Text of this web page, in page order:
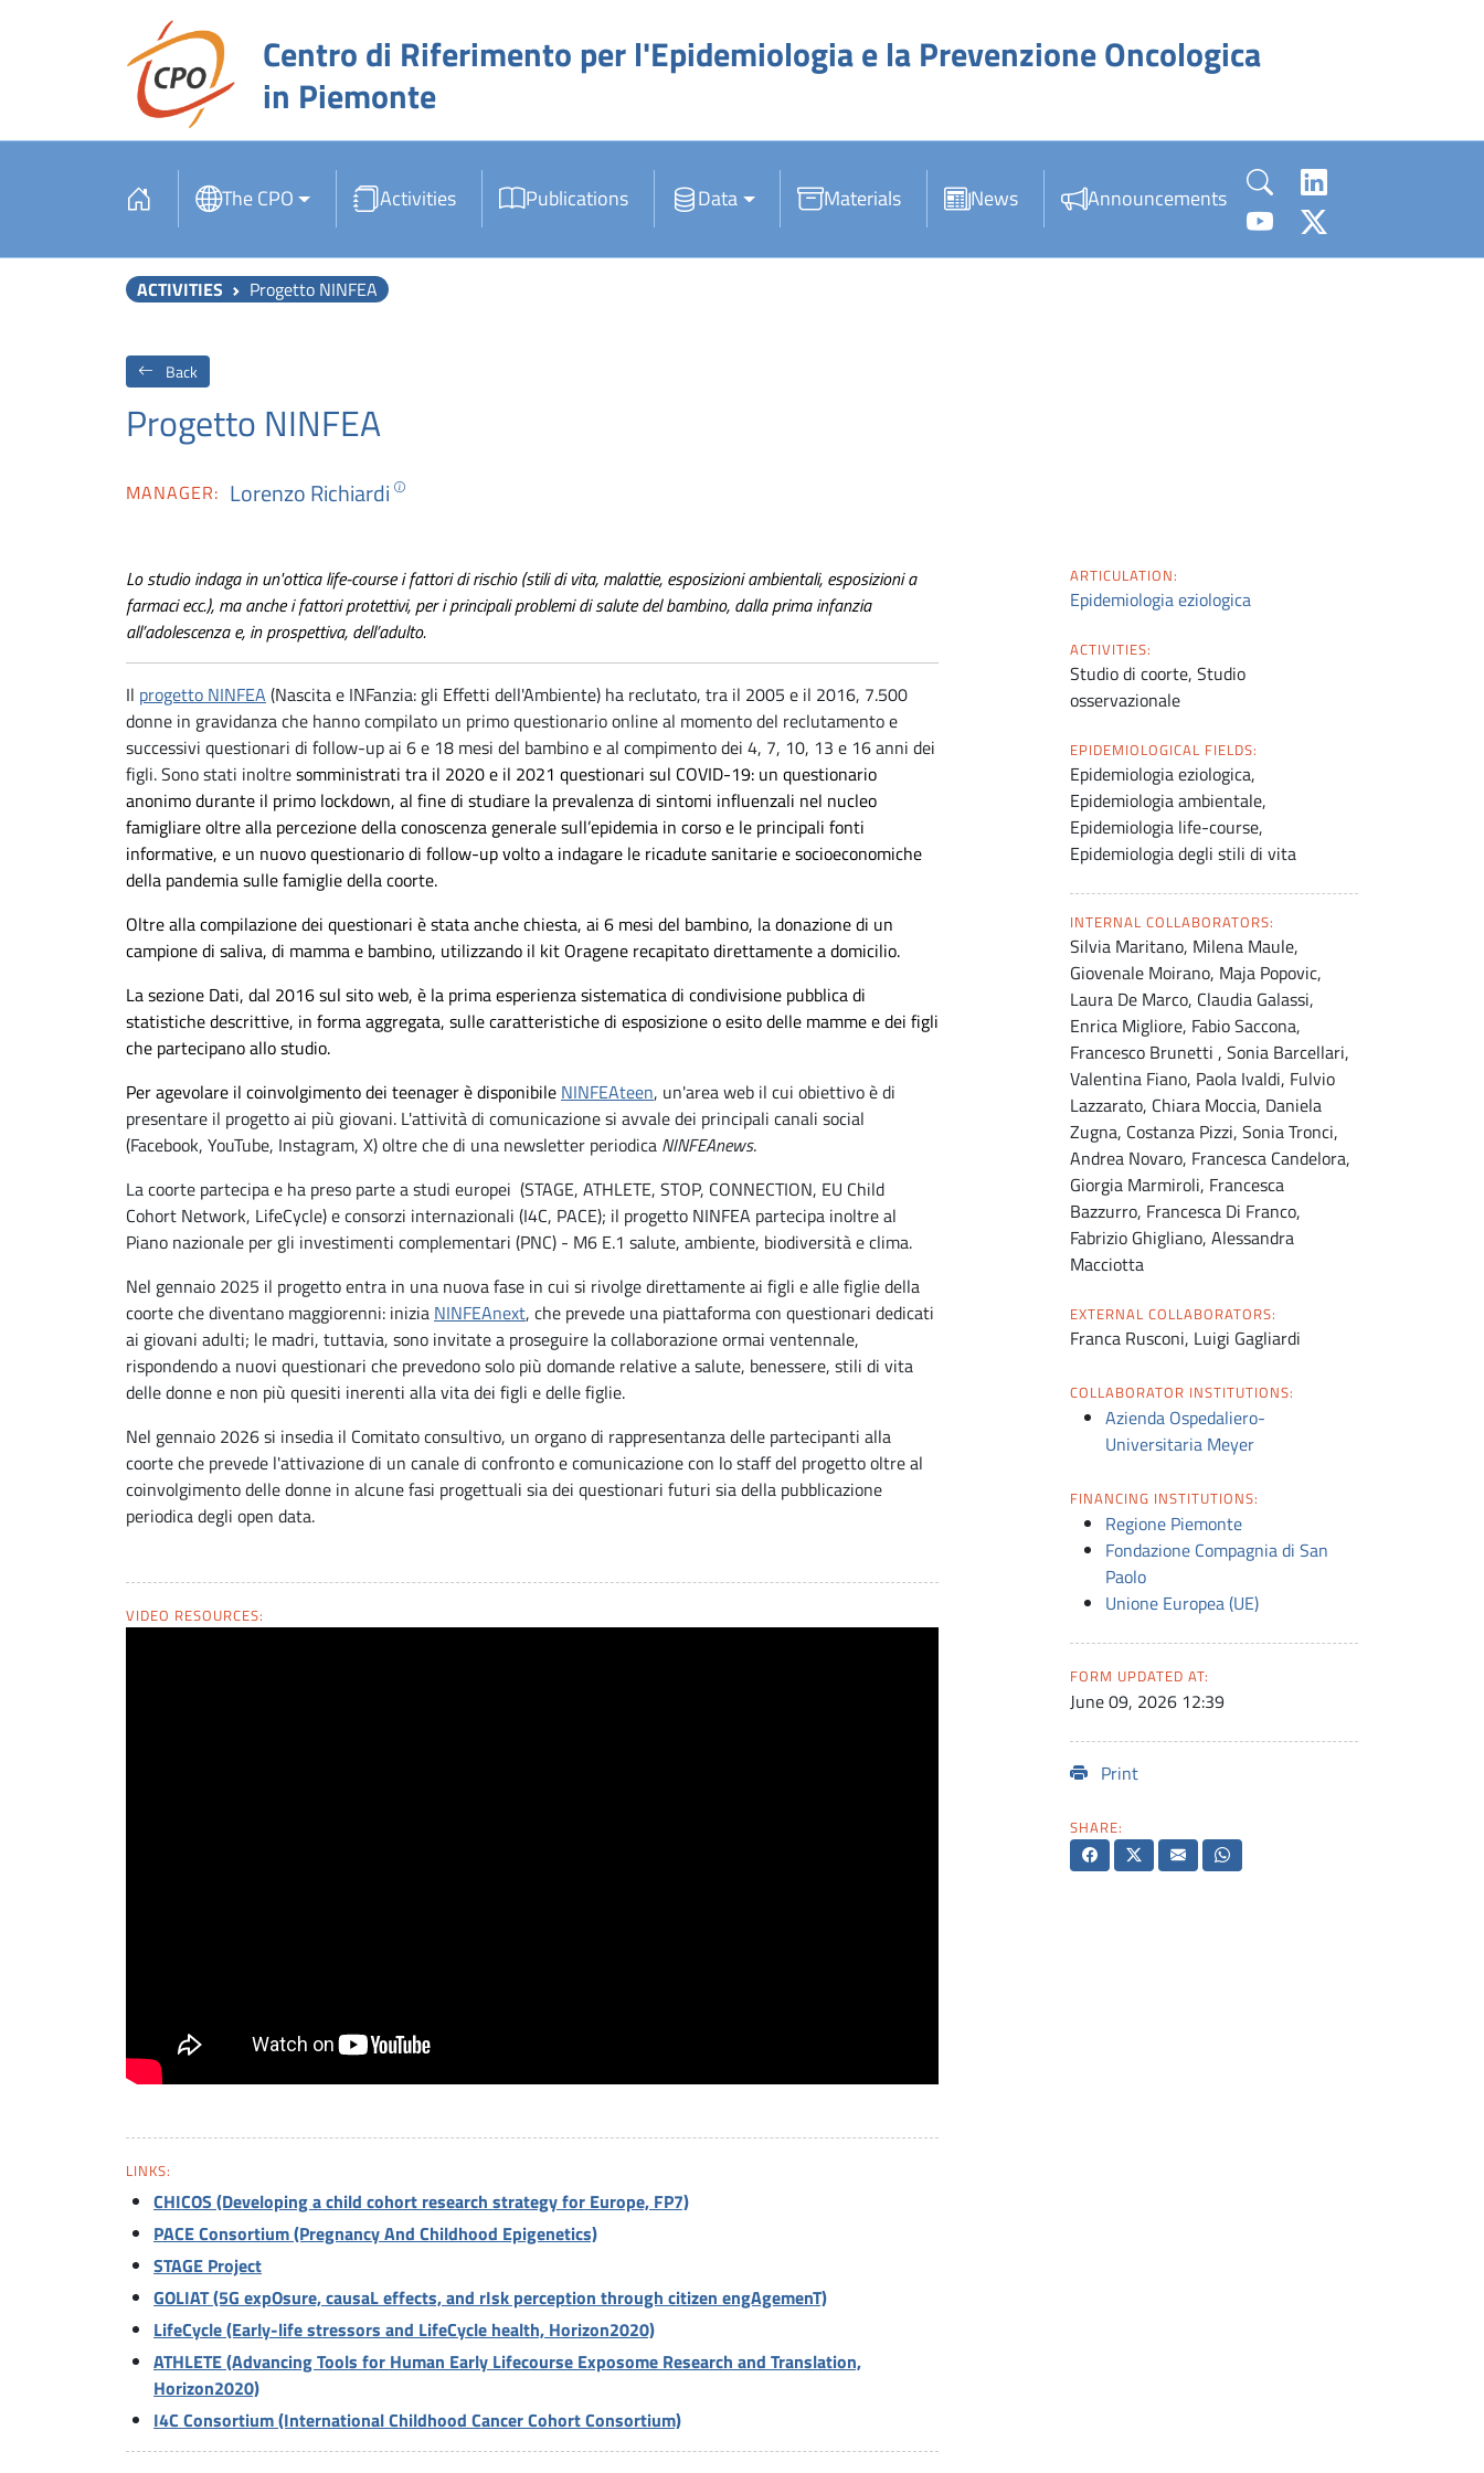
Centro di Riferimento per l'Epidemiologia e la Prevenzione Oncologica
in Piemonte
The CPO Activities Publications Data Materials News Announcements
ACTIVITIES Progetto NINFEA
Back
Progetto NINFEA
MANAGER: Lorenzo Richiardi
Lo studio indaga in un'ottica life-course i fattori di rischio (stili di vita, malattie, esposizioni ambientali, esposizioni a
farmaci ecc.), ma anche i fattori protettivi, per i principali problemi di salute del bambino, dalla prima infanzia
all’adolescenza e, in prospettiva, dell’adulto.
Il progetto NINFEA (Nascita e INFanzia: gli Effetti dell'Ambiente) ha reclutato, tra il 2005 e il 2016, 7.500
donne in gravidanza che hanno compilato un primo questionario online al momento del reclutamento e
successivi questionari di follow-up ai 6 e 18 mesi del bambino e al compimento dei 4, 7, 10, 13 e 16 anni dei
figli. Sono stati inoltresomministrati tra il 2020 e il 2021 questionari sul COVID-19: un questionario
anonimo durante il primo lockdown, al fine di studiare la prevalenza di sintomi influenzali nel nucleo
famigliare oltre alla percezione della conoscenza generale sull’epidemia in corso e le principali fonti
informative, e un nuovo questionario di follow-up volto a indagare le ricadute sanitarie e socioeconomiche
della pandemia sulle famiglie della coorte.
Oltre alla compilazione dei questionari è stata anche chiesta, ai 6 mesi del bambino, la donazione di un
campione di saliva, di mamma e bambino, utilizzando il kit Oragene recapitato direttamente a domicilio.
La sezione Dati, dal 2016 sul sito web, è la prima esperienza sistematica di condivisione pubblica di
statistiche descrittive, in forma aggregata, sulle caratteristiche di esposizione o esito delle mamme e dei figli
che partecipano allo studio.
Per agevolare il coinvolgimento dei teenager è disponibile NINFEAteen, un'area web il cui obiettivo è di
presentare il progetto ai più giovani. L'attività di comunicazione si avvale dei principali canali social
(Facebook, YouTube, Instagram, X) oltre che di una newsletter periodica NINFEAnews.
La coorte partecipa e ha preso parte a studi europei (STAGE, ATHLETE, STOP, CONNECTION, EU Child
Cohort Network, LifeCycle) e consorzi internazionali (I4C, PACE); il progetto NINFEA partecipa inoltre al
Piano nazionale per gli investimenti complementari (PNC) - M6 E.1 salute, ambiente, biodiversità e clima.
Nel gennaio 2025 il progetto entra in una nuova fase in cui si rivolge direttamente ai figli e alle figlie della
coorte che diventano maggiorenni: inizia NINFEAnext, che prevede una piattaforma con questionari dedicati
ai giovani adulti; le madri, tuttavia, sono invitate a proseguire la collaborazione ormai ventennale,
rispondendo a nuovi questionari che prevedono solo più domande relative a salute, benessere, stili di vita
delle donne e non più quesiti inerenti alla vita dei figli e delle figlie.
Nel gennaio 2026 si insedia il Comitato consultivo, un organo di rappresentanza delle partecipanti alla
coorte che prevede l'attivazione di un canale di confronto e comunicazione con lo staff del progetto oltre al
coinvolgimento delle donne in alcune fasi progettuali sia dei questionari futuri sia della pubblicazione
periodica degli open data.
VIDEO RESOURCES:
LINKS:
CHICOS (Developing a child cohort research strategy for Europe, FP7)
PACE Consortium (Pregnancy And Childhood Epigenetics)
STAGE Project
GOLIAT (5G expOsure, causaL effects, and rIsk perception through citizen engAgemenT)
LifeCycle (Early-life stressors and LifeCycle health, Horizon2020)
ATHLETE (Advancing Tools for Human Early Lifecourse Exposome Research and Translation,
Horizon2020)
I4C Consortium (International Childhood Cancer Cohort Consortium)
ARTICULATION:
Epidemiologia eziologica
ACTIVITIES:
Studio di coorte, Studio
osservazionale
EPIDEMIOLOGICAL FIELDS:
Epidemiologia eziologica,
Epidemiologia ambientale,
Epidemiologia life-course,
Epidemiologia degli stili di vita
INTERNAL COLLABORATORS:
Silvia Maritano, Milena Maule,
Giovenale Moirano, Maja Popovic,
Laura De Marco, Claudia Galassi,
Enrica Migliore, Fabio Saccona,
Francesco Brunetti , Sonia Barcellari,
Valentina Fiano, Paola Ivaldi, Fulvio
Lazzarato, Chiara Moccia, Daniela
Zugna, Costanza Pizzi, Sonia Tronci,
Andrea Novaro, Francesca Candelora,
Giorgia Marmiroli, Francesca
Bazzurro, Francesca Di Franco,
Fabrizio Ghigliano, Alessandra
Macciotta
EXTERNAL COLLABORATORS:
Franca Rusconi, Luigi Gagliardi
COLLABORATOR INSTITUTIONS:
Azienda Ospedaliero-
Universitaria Meyer
FINANCING INSTITUTIONS:
Regione Piemonte
Fondazione Compagnia di San
Paolo
Unione Europea (UE)
FORM UPDATED AT:
June 09, 2026 12:39
Print
SHARE: